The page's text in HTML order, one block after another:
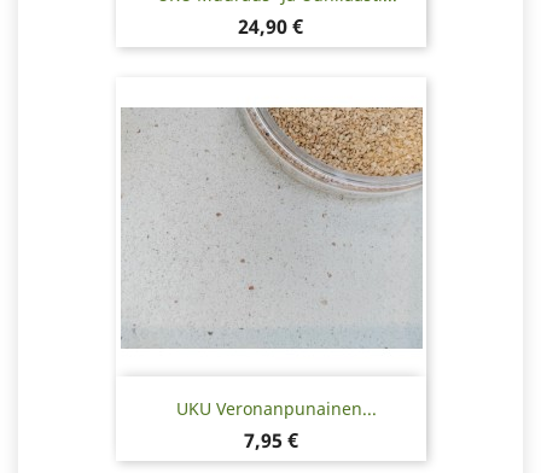
Hinta
24,90 €
UKU Veronanpunainen...
Hinta
7,95 €